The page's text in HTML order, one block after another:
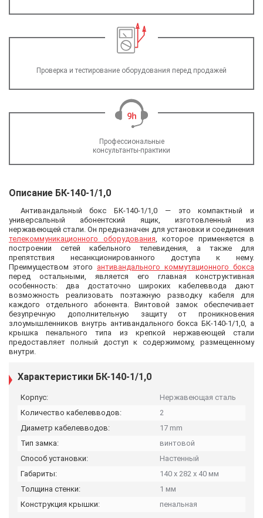
Проверка и тестирование оборудования перед продажей
Профессиональные
консультанты-практики
Описание БК-140-1/1,0
Антивандальный бокс БК-140-1/1,0 — это компактный и
универсальный абонентский ящик, изготовленный из
нержавеющей стали. Он предназначен для установки и соединения
телекоммуникационного оборудования, которое применяется в
построении сетей кабельного телевидения, а также для
препятствия несанкционированного доступа к нему.
Преимуществом этого антивандального коммутационного бокса
перед остальными, является его главная конструктивная
особенность: два достаточно широких кабелеввода дают
возможность реализовать поэтажную разводку кабеля для
каждого отдельного абонента. Винтовой замок обеспечивает
безупречную дополнительную защиту от проникновения
злоумышленников внутрь антивандального бокса БК-140-1/1,0, а
крышка пенального типа из крепкой нержавеющей стали
предоставляет полный доступ к содержимому, размещенному
внутри.
Характеристики БК-140-1/1,0
Корпус:
Нержавеющая сталь
Количество кабелевводов:
2
Диаметр кабелевводов:
17 mm
Тип замка:
винтовой
Способ установки:
Настенный
Габариты:
140 х 282 х 40 мм
Толщина стенки:
1 мм
Конструкция крышки:
пенальная